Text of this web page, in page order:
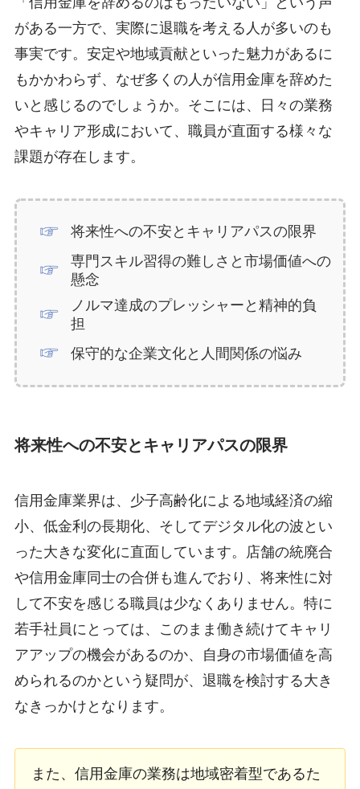
がある一方で、実際に退職を考える人が多いのも
事実です。安定や地域貢献といった魅力があるに
もかかわらず、なぜ多くの人が信用金庫を辞めた
いと感じるのでしょうか。そこには、日々の業務
やキャリア形成において、職員が直面する様々な
課題が存在します。
将来性への不安とキャリアパスの限界
専門スキル習得の難しさと市場価値への
懸念
ノルマ達成のプレッシャーと精神的負
担
保守的な企業文化と人間関係の悩み
将来性への不安とキャリアパスの限界
信用金庫業界は、少子高齢化による地域経済の縮
小、低金利の長期化、そしてデジタル化の波とい
った大きな変化に直面しています。店舗の統廃合
や信用金庫同士の合併も進んでおり、将来性に対
して不安を感じる職員は少なくありません。特に
若手社員にとっては、このまま働き続けてキャリ
アアップの機会があるのか、自身の市場価値を高
められるのかという疑問が、退職を検討する大き
なきっかけとなります。
また、信用金庫の業務は地域密着型であるた